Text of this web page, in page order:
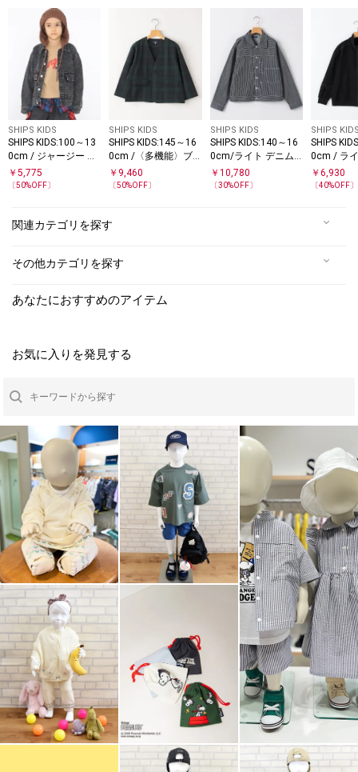
SHIPS KIDS
SHIPS KIDS:100～13
0cm / ジャージー ラ
イク デニム ジャケッ
ト
￥ 5,775
〔50%OFF〕
SHIPS KIDS
SHIPS KIDS:145～16
0cm /〈多機能〉ブ
ラックウォッチ ノー
ラペル ジャケット
￥ 9,460
〔50%OFF〕
SHIPS KIDS
SHIPS KIDS:140～16
0cm/ライト デニム
ジャケット
￥ 10,780
〔30%OFF〕
SHIPS
SHIPS
0cm / ラ
ド スポー
￥6,930
〔40%OFF〕
関連カテゴリを探す
その他カテゴリを探す
あなたにおすすめのアイテム
お気に入りを発見する